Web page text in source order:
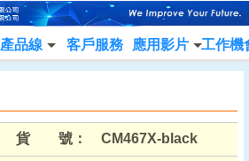
產品線 客戶服務 應用影片 工作機
貨 號： CM467X-black